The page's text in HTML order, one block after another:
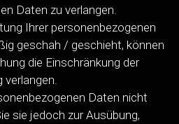
Daten zu verlangen.
Ihrer personenbezogenen
geschah / geschieht, können
die Einschränkung der
Daten nicht
sie jedoch zur Ausübung,